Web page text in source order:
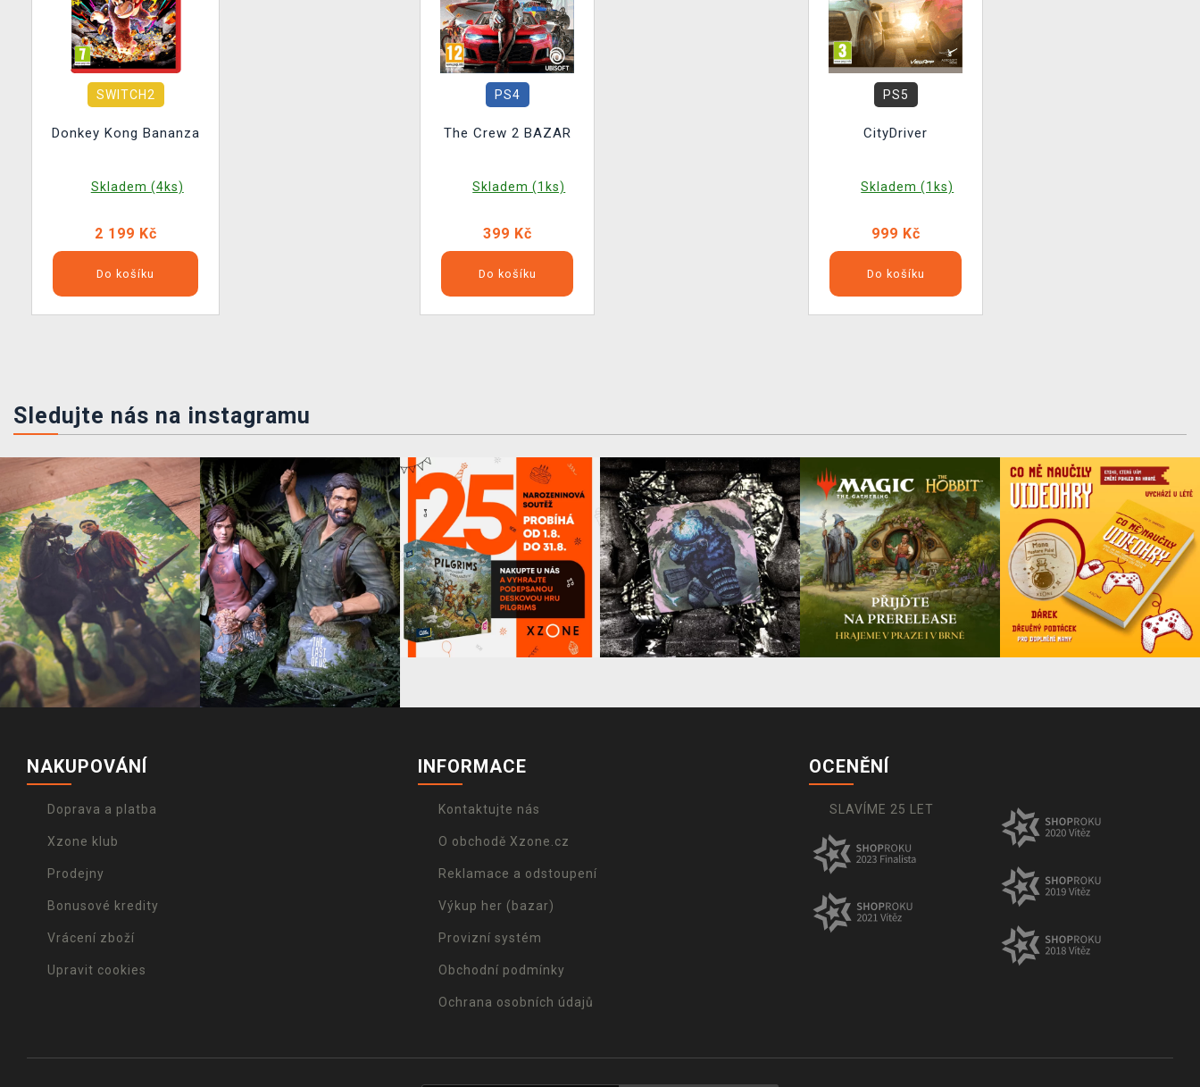
SWITCH2
Donkey Kong Bananza
Skladem (4ks)
2 199 Kč
Do košíku
PS4
The Crew 2 BAZAR
Skladem (1ks)
399 Kč
Do košíku
PS5
CityDriver
Skladem (1ks)
999 Kč
Do košíku
Sledujte nás na instagramu
NAKUPOVÁNÍ
Doprava a platba
Xzone klub
Prodejny
Bonusové kredity
Vrácení zboží
Upravit cookies
INFORMACE
Kontaktujte nás
O obchodě Xzone.cz
Reklamace a odstoupení
Výkup her (bazar)
Provizní systém
Obchodní podmínky
Ochrana osobních údajů
OCENĚNÍ
SLAVÍME 25 LET